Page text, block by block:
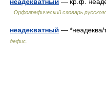
Орфографический словарь
неадекватный —
дефис.